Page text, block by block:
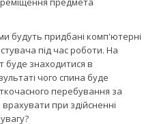
трьох годин на день, то
на спеціальне крісло.
випадку стануть
вигідніше за ціною – і разом
щоб спина не втомлювалася
такий стілець являє
п'ятикутній опорі з високою
виробники пропонують і
підлокітниками і